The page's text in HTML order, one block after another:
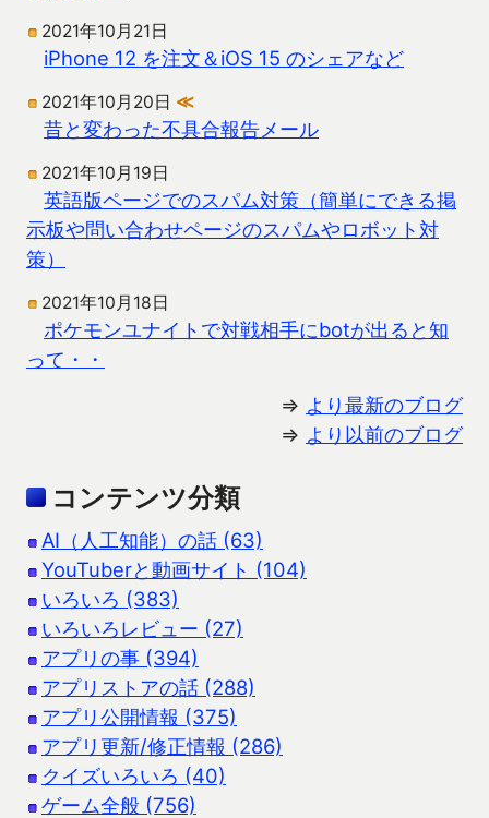
2021年10月21日
iPhone 12 を注文＆iOS 15 のシェアなど
2021年10月20日 ≪
昔と変わった不具合報告メール
2021年10月19日
英語版ページでのスパム対策（簡単にできる掲
示板や問い合わせページのスパムやロボット対
策）
2021年10月18日
ポケモンユナイトで対戦相手にbotが出ると知
って・・
⇒ より最新のブログ
⇒ より以前のブログ
コンテンツ分類
AI（人工知能）の話 (63)
YouTuberと動画サイト (104)
いろいろ (383)
いろいろレビュー (27)
アプリの事 (394)
アプリストアの話 (288)
アプリ公開情報 (375)
アプリ更新/修正情報 (286)
クイズいろいろ (40)
ゲーム全般 (756)